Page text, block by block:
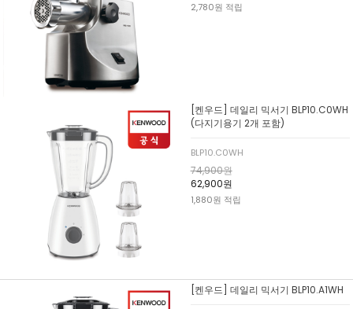
2,780원 적립
[켄우드] 데일리 믹서기 BLP10.C0WH
(다지기용기 2개 포함)
BLP10.C0WH
74,900원
62,900원
1,880원 적립
[켄우드] 데일리 믹서기 BLP10.A1WH